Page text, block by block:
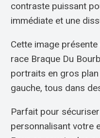
contraste puissant
immédiate et une
Cette image
race Braque Du
portraits en gros
gauche, tous dans
Parfait pour
personnalisant votre